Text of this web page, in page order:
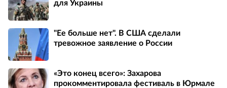
для Украины
"Ее больше нет". В США сделали
тревожное заявление о России
«Это конец всего»: Захарова
прокомментировала фестиваль в Юрмале